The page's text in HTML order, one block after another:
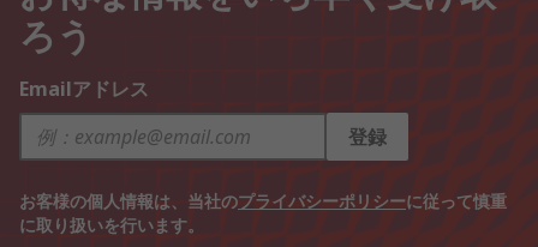
ろう
Emailアドレス
登録
お客様の個人情報は、当社のプライバシーポリシーに従って慎重
に取り扱いを行います。